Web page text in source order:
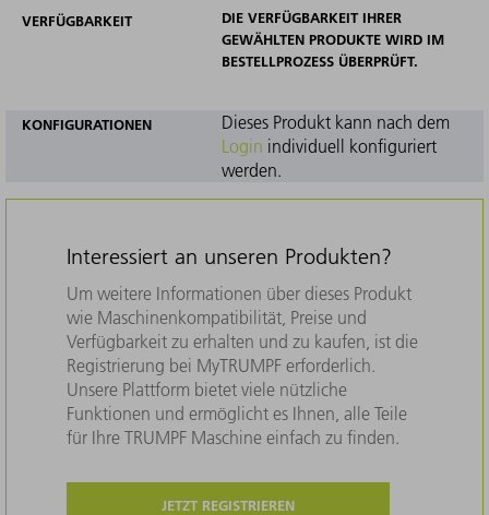
VERFÜGBARKEIT
DIE VERFÜGBARKEIT IHRER
GEWÄHLTEN PRODUKTE WIRD IM
BESTELLPROZESS ÜBERPRÜFT.
KONFIGURATIONEN
Dieses Produkt kann nach dem
Login individuell konfiguriert
werden.
Interessiert an unseren Produkten?
Um weitere Informationen über dieses Produkt
wie Maschinenkompatibilität, Preise und
Verfügbarkeit zu erhalten und zu kaufen, ist die
Registrierung bei MyTRUMPF erforderlich.
Unsere Plattform bietet viele nützliche
Funktionen und ermöglicht es Ihnen, alle Teile
für Ihre TRUMPF Maschine einfach zu finden.
JETZT REGISTRIEREN